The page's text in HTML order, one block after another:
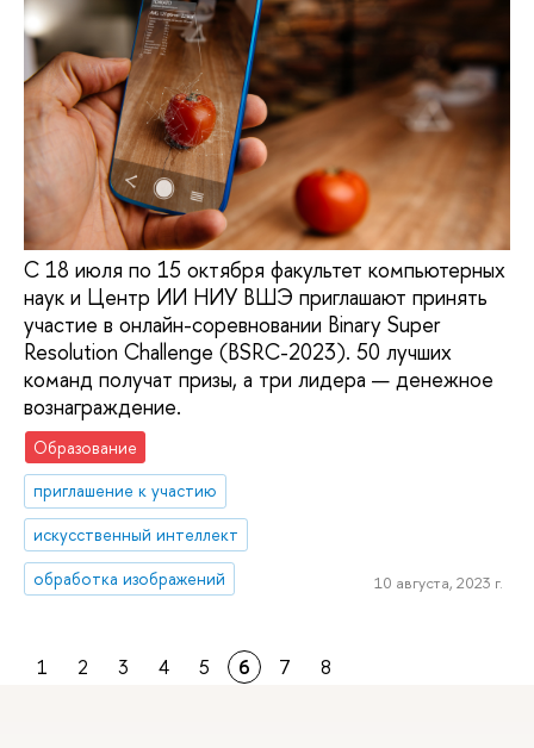
С 18 июля по 15 октября факультет компьютерных
наук и Центр ИИ НИУ ВШЭ приглашают принять
участие в онлайн-соревновании Binary Super
Resolution Challenge (BSRC-2023). 50 лучших
команд получат призы, а три лидера — денежное
вознаграждение.
Образование
приглашение к участию
искусственный интеллект
обработка изображений
10 августа, 2023 г.
1 2 3 4 5 6 7 8